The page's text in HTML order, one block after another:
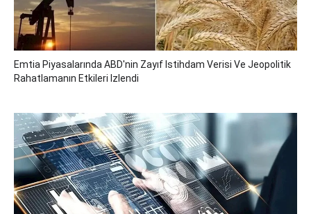
Emtia Piyasalarında ABD'nin Zayıf Istihdam Verisi Ve Jeopolitik
Rahatlamanın Etkileri Izlendi